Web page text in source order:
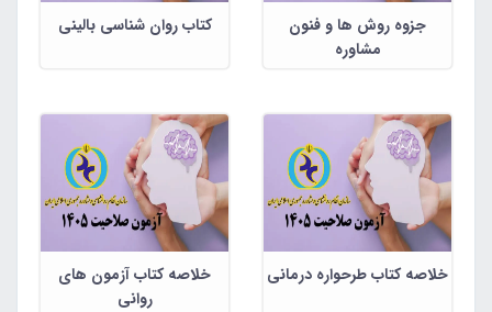
جزوه روش ها و فنون
مشاوره
کتاب روان شناسی بالینی
خلاصه کتاب طرحواره درمانی
خلاصه کتاب آزمون های
روانی